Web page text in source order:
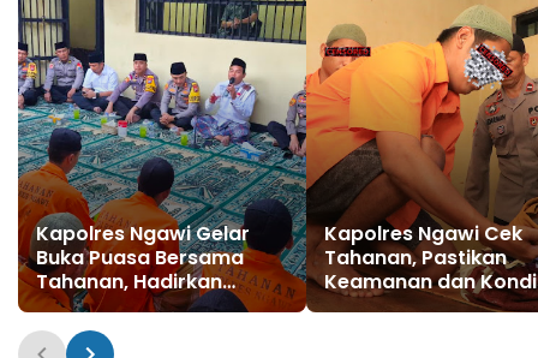
Kapolres Ngawi Gelar
Buka Puasa Bersama
Tahanan, Hadirkan
Tausiyah Penuh Makna
Kapolres Ngawi Cek
Tahanan, Pastikan
Keamanan dan
Tetap Terjaga